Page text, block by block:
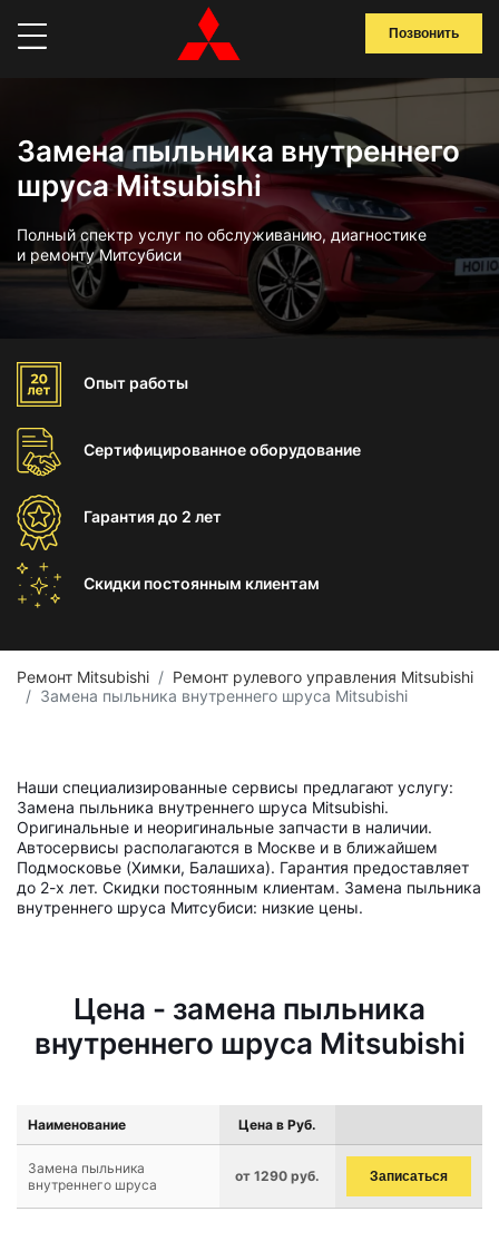
Позвонить
Замена пыльника внутреннего
шруса Mitsubishi
Полный спектр услуг по обслуживанию, диагностике
и ремонту Митсубиси
Опыт работы
Сертифицированноеоборудование
Гарантиядо 2 лет
Скидки постоянным клиентам
Ремонт Mitsubishi
Ремонт рулевого управления Mitsubishi
Замена пыльника внутреннего шруса Mitsubishi
Наши специализированные сервисы предлагают услугу:
Замена пыльника внутреннего шруса Mitsubishi.
Оригинальные и неоригинальные запчасти в наличии.
Автосервисы располагаются в Москве и в ближайшем
Подмосковье (Химки, Балашиха). Гарантия предоставляет
до 2-х лет. Скидки постоянным клиентам. Замена пыльника
внутреннего шруса Митсубиси: низкие цены.
Цена - замена пыльника
внутреннего шруса Mitsubishi
Наименование Цена в Руб.
Замена пыльника
внутреннего шруса
от 1290 руб. Записаться